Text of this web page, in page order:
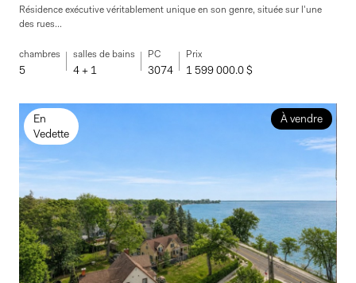
Résidence exécutive véritablement unique en son genre, située sur l'une
des rues...
chambres
5
salles de bains
4 + 1
PC
3074
Prix
1 599 000.0 $
À vendre
En
Vedette